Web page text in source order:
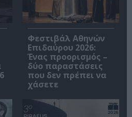
Φεστιβάλ Αθηνών
Επιδαύρου 2026:
Ένας προορισμός –
δύο παραστάσεις
που δεν πρέπει να
χάσετε